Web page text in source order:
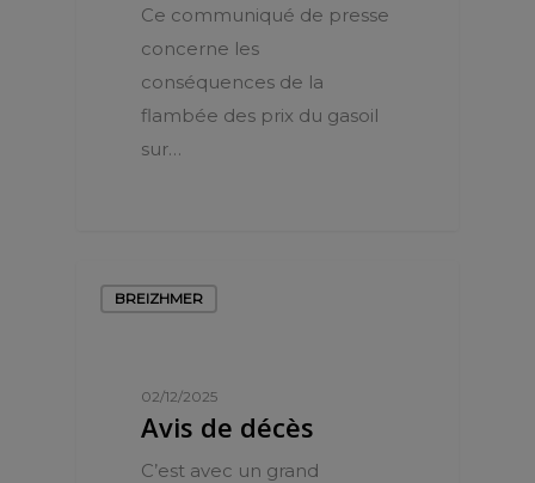
Ce communiqué de presse
concerne les
conséquences de la
flambée des prix du gasoil
sur…
BREIZHMER
02/12/2025
Avis de décès
C’est avec un grand